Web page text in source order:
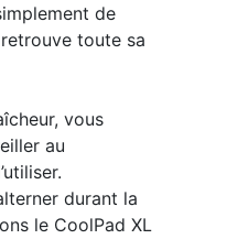
de
retrouve toute sa
vous
au
durant la
le CoolPad XL